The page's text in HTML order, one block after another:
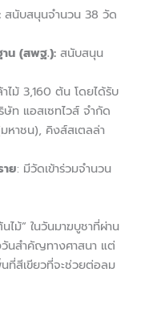
สนับสนุนจำนวน 38 วัด
น (สพฐ.): สนับสนุน
ม้ 3,160 ต้น โดยได้รับ
ท แอสเซทไวส์ จำกัด
หาชน), คิงส์สเตลล่า
าย: มีวัดเข้าร่วมจำนวน
ไม้” ในวันมาฆบูชาที่ผ่าน
นสำคัญทางศาสนา แต่
ที่สีเขียวที่จะช่วยต่อลม